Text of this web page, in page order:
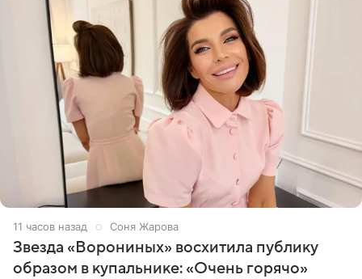
11 часов назад Соня Жарова
Звезда «Ворониных» восхитила публику
образом в купальнике: «Очень горячо»